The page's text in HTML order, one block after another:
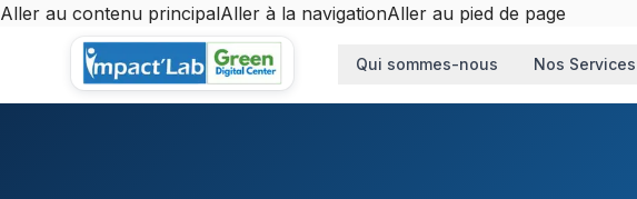
Aller au contenu principalAller à la navigationAller au pied de page
Aller au contenu principal
Qui sommes-nous Nos Services